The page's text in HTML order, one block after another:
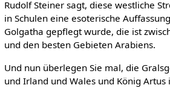
Rudolf Steiner sagt, diese westliche
in Schulen eine esoterische
Golgatha gepflegt wurde, die ist
und den besten Gebieten Arabiens.
Und nun überlegen Sie mal, die
und Irland und Wales und König Artus